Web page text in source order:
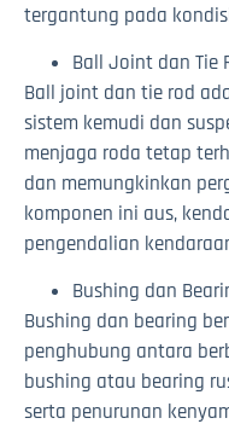
tergantung pada
Ball Joint dan Tie
Ball joint dan tie rod
sistem kemudi dan
menjaga roda tetap
dan memungkinkan
komponen ini aus,
pengendalian
Bushing dan
Bushing dan bearing
penghubung antara
bushing atau bearing
serta penurunan